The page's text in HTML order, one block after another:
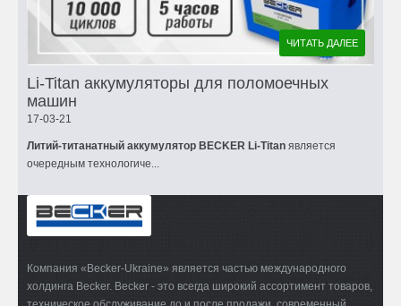
ЧИТАТЬ ДАЛЕЕ
Li-Titan аккумуляторы для поломоечных
машин
17-03-21
Литий-титанатный аккумулятор BECKER Li-Titan является
очередным технологиче...
Компания «Becker-Ukraine» является частью международного
холдинга Becker. Becker - это всегда широкий ассортимент товаров,